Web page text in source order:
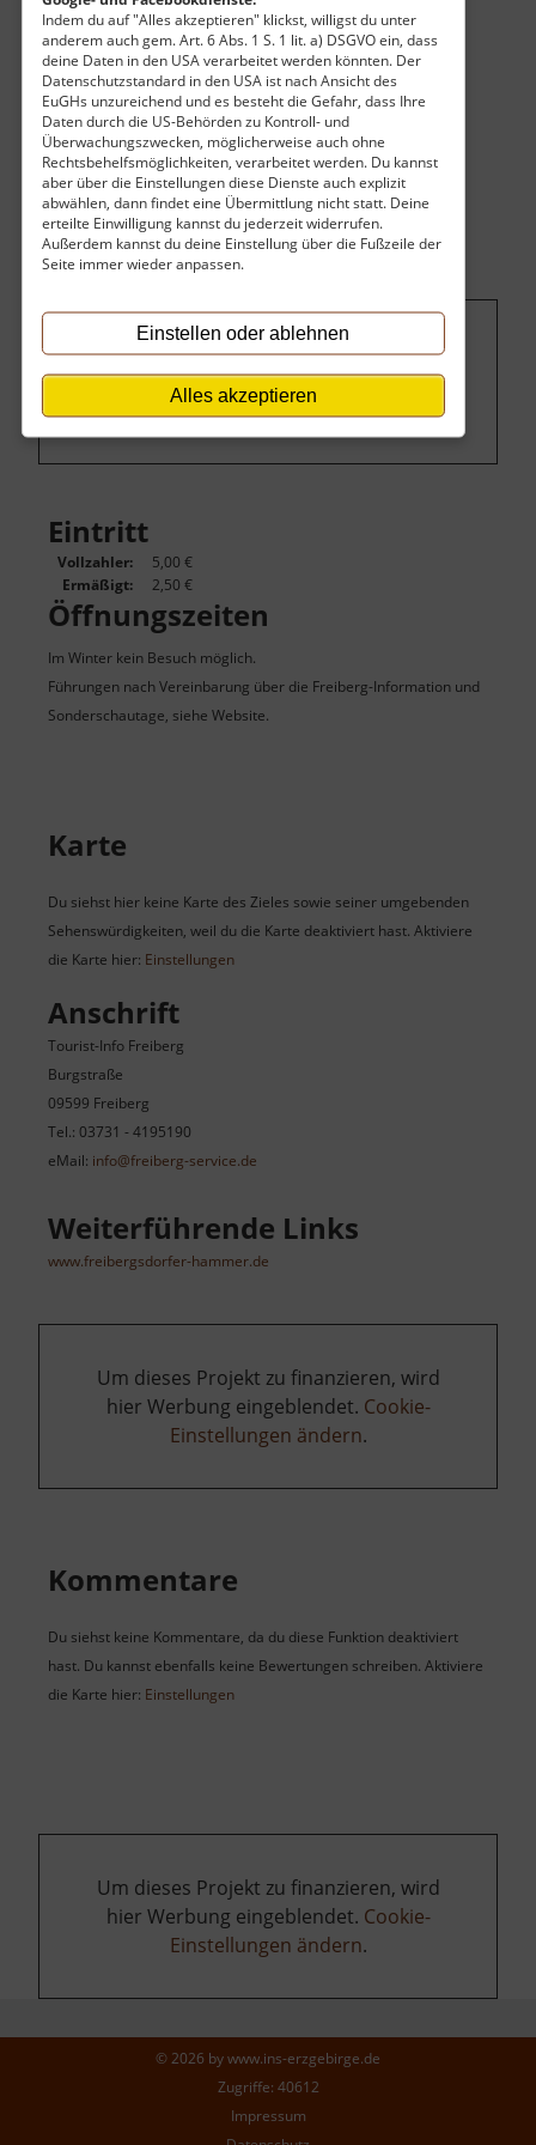
Indem du auf "Alles akzeptieren" klickst, willigst du unter
anderem auch gem. Art. 6 Abs. 1 S. 1 lit. a) DSGVO ein, dass
deine Daten in den USA verarbeitet werden könnten. Der
Datenschutzstandard in den USA ist nach Ansicht des
EuGHs unzureichend und es besteht die Gefahr, dass Ihre
Daten durch die US-Behörden zu Kontroll- und
Überwachungszwecken, möglicherweise auch ohne
Rechtsbehelfsmöglichkeiten, verarbeitet werden. Du kannst
aber über die Einstellungen diese Dienste auch explizit
abwählen, dann findet eine Übermittlung nicht statt. Deine
erteilte Einwilligung kannst du jederzeit widerrufen.
Außerdem kannst du deine Einstellung über die Fußzeile der
Seite immer wieder anpassen.
Einstellen oder ablehnen
Alles akzeptieren
Um dieses Projekt zu finanzieren, wird
hier Werbung eingeblendet.Cookie-
Einstellungen ändern.
Eintritt
Vollzahler:
5,00 €
Ermäßigt:
2,50 €
Öffnungszeiten
Im Winter kein Besuch möglich.
Führungen nach Vereinbarung über die Freiberg-Information und
Sonderschautage, siehe Website.
Karte
Du siehst hier keine Karte des Zieles sowie seiner umgebenden
Sehenswürdigkeiten, weil du die Karte deaktiviert hast. Aktiviere
die Karte hier: Einstellungen
Anschrift
Tourist-Info Freiberg
Burgstraße
09599 Freiberg
Tel.: 03731 - 4195190
eMail: info@freiberg-service.de
Weiterführende Links
www.freibergsdorfer-hammer.de
Um dieses Projekt zu finanzieren, wird
hier Werbung eingeblendet. Cookie-
Einstellungen ändern.
Kommentare
Du siehst keine Kommentare, da du diese Funktion deaktiviert
hast. Du kannst ebenfalls keine Bewertungen schreiben. Aktiviere
die Karte hier: Einstellungen
Um dieses Projekt zu finanzieren, wird
hier Werbung eingeblendet. Cookie-
Einstellungen ändern.
© 2026 bywww.ins-erzgebirge.de
Zugriffe: 40612
Impressum